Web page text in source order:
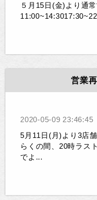
５月15日(金)より通
営業
2020-05-09 23:46:45
5月11日(月)より3店
らくの間、20時ラス
でよ...